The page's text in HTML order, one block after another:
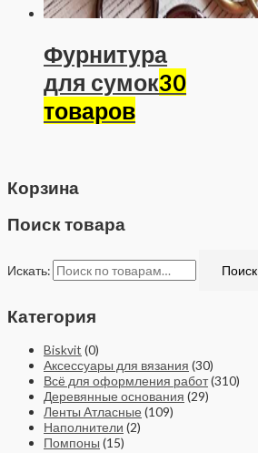
Фурнитура
для сумок30
товаров
Корзина
Поиск товара
Искать: Поиск
Категория
Biskvit (0)
Аксессуары для вязания (30)
Всё для оформления работ(310)
Деревянные основания (29)
Ленты Атласные (109)
Наполнители (2)
Помпоны (15)